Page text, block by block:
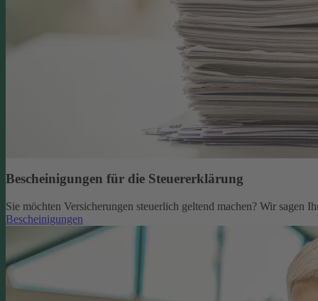
Bescheinigungen für die Steuererklärung
Sie möchten Versicherungen steuerlich geltend machen? Wir sagen
Bescheinigungen